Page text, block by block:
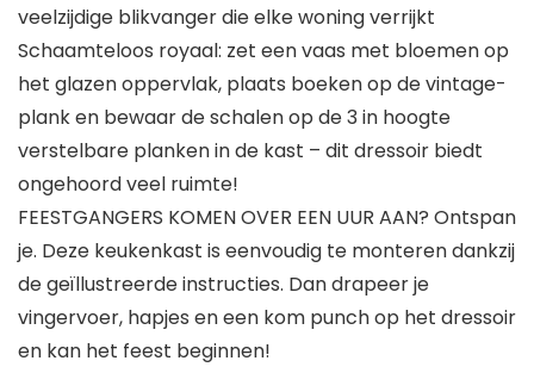
veelzijdige blikvanger die elke woning verrijkt
Schaamteloos royaal: zet een vaas met bloemen op
het glazen oppervlak, plaats boeken op de vintage-
plank en bewaar de schalen op de 3 in hoogte
verstelbare planken in de kast – dit dressoir biedt
ongehoord veel ruimte!
FEESTGANGERS KOMEN OVER EEN UUR AAN? Ontspan
je. Deze keukenkast is eenvoudig te monteren dankzij
de geïllustreerde instructies. Dan drapeer je
vingervoer, hapjes en een kom punch op het dressoir
en kan het feest beginnen!